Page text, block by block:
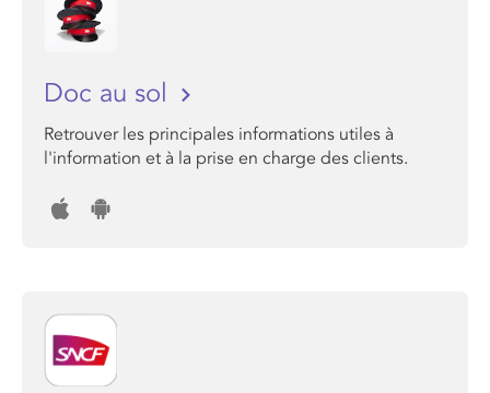
Doc au sol
Retrouver les principales informations utiles à
l'information et à la prise en charge des clients.